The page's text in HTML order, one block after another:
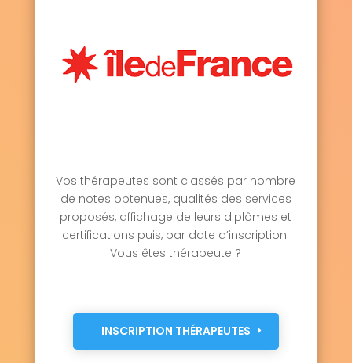
Vos thérapeutes sont classés par nombre
de notes obtenues, qualités des services
proposés, affichage de leurs diplômes et
certifications puis, par date d’inscription.
Vous êtes thérapeute ?
INSCRIPTION THÉRAPEUTES